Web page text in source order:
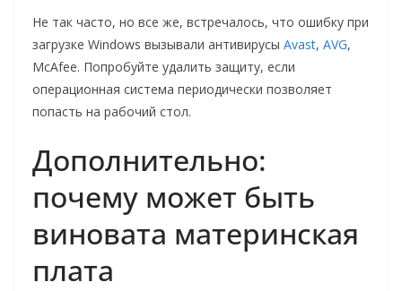
Не так часто, но все же, встречалось, что ошибку при
загрузке Windows вызывали антивирусы Avast, AVG,
McAfee. Попробуйте удалить защиту, если
операционная система периодически позволяет
попасть на рабочий стол.
Дополнительно:
почему может быть
виновата материнская
плата